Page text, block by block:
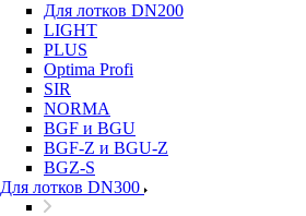
Для лотков DN200
LIGHT
PLUS
Optima Profi
SIR
NORMA
BGF и BGU
BGF-Z и BGU-Z
BGZ-S
Для лотков DN300